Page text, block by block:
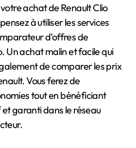
achat de Renault Clio
à utiliser les services
d’offres de
Un achat malin et facile qui
de comparer les prix
Vous ferez de
tout en bénéficiant
et garanti dans le réseau